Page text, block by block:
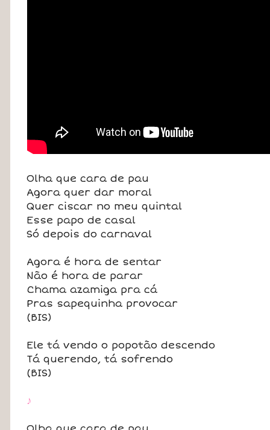
Olha que cara de pau
Agora quer dar moral
Quer ciscar no meu quintal
Esse papo de casal
Só depois do carnaval
Agora é hora de sentar
Não é hora de parar
Chama azamiga pra cá
Pras sapequinha provocar
(BIS)
Ele tá vendo o popotão descendo
Tá querendo, tá sofrendo
(BIS)
♪